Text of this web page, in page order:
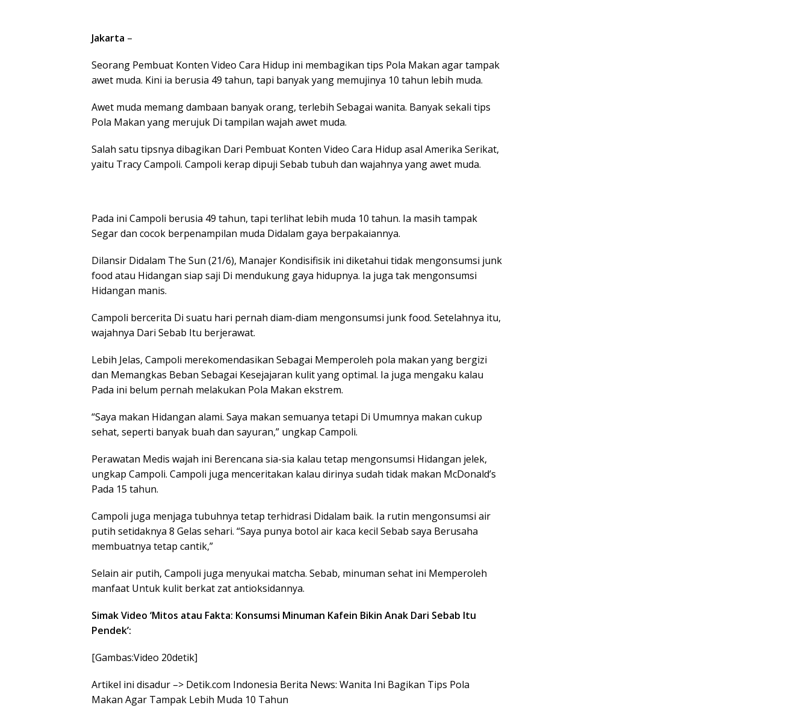
Jakarta –
Seorang Pembuat Konten Video Cara Hidup ini membagikan tips Pola Makan agar tampak
awet muda. Kini ia berusia 49 tahun, tapi banyak yang memujinya 10 tahun lebih muda.
Awet muda memang dambaan banyak orang, terlebih Sebagai wanita. Banyak sekali tips
Pola Makan yang merujuk Di tampilan wajah awet muda.
Salah satu tipsnya dibagikan Dari Pembuat Konten Video Cara Hidup asal Amerika Serikat,
yaitu Tracy Campoli. Campoli kerap dipuji Sebab tubuh dan wajahnya yang awet muda.
Pada ini Campoli berusia 49 tahun, tapi terlihat lebih muda 10 tahun. Ia masih tampak
Segar dan cocok berpenampilan muda Didalam gaya berpakaiannya.
Dilansir Didalam The Sun (21/6), Manajer Kondisifisik ini diketahui tidak mengonsumsi junk
food atau Hidangan siap saji Di mendukung gaya hidupnya. Ia juga tak mengonsumsi
Hidangan manis.
Campoli bercerita Di suatu hari pernah diam-diam mengonsumsi junk food. Setelahnya itu,
wajahnya Dari Sebab Itu berjerawat.
Lebih Jelas, Campoli merekomendasikan Sebagai Memperoleh pola makan yang bergizi
dan Memangkas Beban Sebagai Kesejajaran kulit yang optimal. Ia juga mengaku kalau
Pada ini belum pernah melakukan Pola Makan ekstrem.
“Saya makan Hidangan alami. Saya makan semuanya tetapi Di Umumnya makan cukup
sehat, seperti banyak buah dan sayuran,” ungkap Campoli.
Perawatan Medis wajah ini Berencana sia-sia kalau tetap mengonsumsi Hidangan jelek,
ungkap Campoli. Campoli juga menceritakan kalau dirinya sudah tidak makan McDonald’s
Pada 15 tahun.
Campoli juga menjaga tubuhnya tetap terhidrasi Didalam baik. Ia rutin mengonsumsi air
putih setidaknya 8 Gelas sehari. “Saya punya botol air kaca kecil Sebab saya Berusaha
membuatnya tetap cantik,”
Selain air putih, Campoli juga menyukai matcha. Sebab, minuman sehat ini Memperoleh
manfaat Untuk kulit berkat zat antioksidannya.
Simak Video ‘Mitos atau Fakta: Konsumsi Minuman Kafein Bikin Anak Dari Sebab Itu
Pendek’:
[Gambas:Video 20detik]
Artikel ini disadur –> Detik.com Indonesia Berita News: Wanita Ini Bagikan Tips Pola
Makan Agar Tampak Lebih Muda 10 Tahun